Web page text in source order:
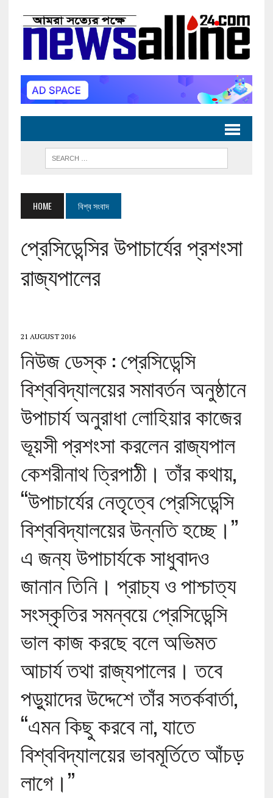
HOME বিশ্ব সংবাদ
প্রেসিডেন্সির উপাচার্যের প্রশংসা
রাজ্যপালের
21 AUGUST 2016
নিউজ ডেস্ক : প্রেসিডেন্সি
বিশ্ববিদ্যালয়ের সমাবর্তন অনুষ্ঠানে
উপাচার্য অনুরাধা লোহিয়ার কাজের
ভূয়সী প্রশংসা করলেন রাজ্যপাল
কেশরীনাথ ত্রিপাঠী। তাঁর কথায়,
‘‘উপাচার্যের নেতৃত্বে প্রেসিডেন্সি
বিশ্ববিদ্যালয়ের উন্নতি হচ্ছে।’’
এ জন্য উপাচার্যকে সাধুবাদও
জানান তিনি। প্রাচ্য ও পাশ্চাত্য
সংস্কৃতির সমন্বয়ে প্রেসিডেন্সি
ভাল কাজ করছে বলে অভিমত
আচার্য তথা রাজ্যপালের। তবে
পড়ুয়াদের উদ্দেশে তাঁর সতর্কবার্তা,
‘‘এমন কিছু করবে না, যাতে
বিশ্ববিদ্যালয়ের ভাবমূর্তিতে আঁচড়
লাগে।’’